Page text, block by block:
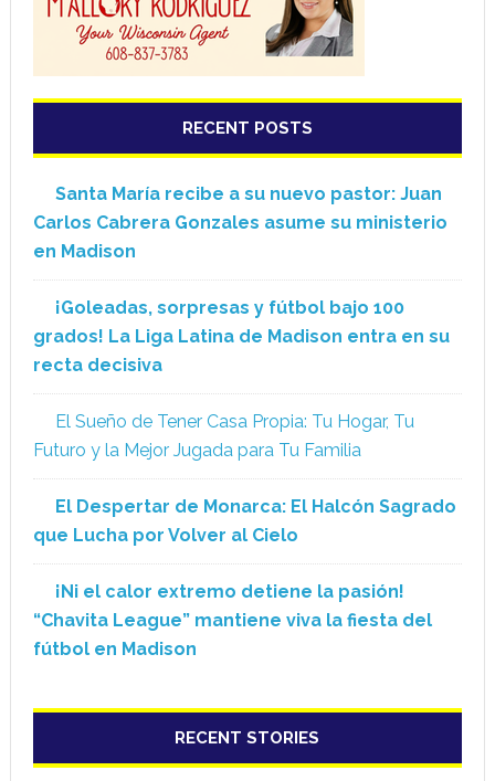
RECENT POSTS
Santa María recibe a su nuevo pastor: Juan
Carlos Cabrera Gonzales asume su ministerio
en Madison
¡Goleadas, sorpresas y fútbol bajo 100
grados! La Liga Latina de Madison entra en su
recta decisiva
El Sueño de Tener Casa Propia: Tu Hogar, Tu
Futuro y la Mejor Jugada para Tu Familia
El Despertar de Monarca: El Halcón Sagrado
que Lucha por Volver al Cielo
¡Ni el calor extremo detiene la pasión!
“Chavita League” mantiene viva la fiesta del
fútbol en Madison
RECENT STORIES